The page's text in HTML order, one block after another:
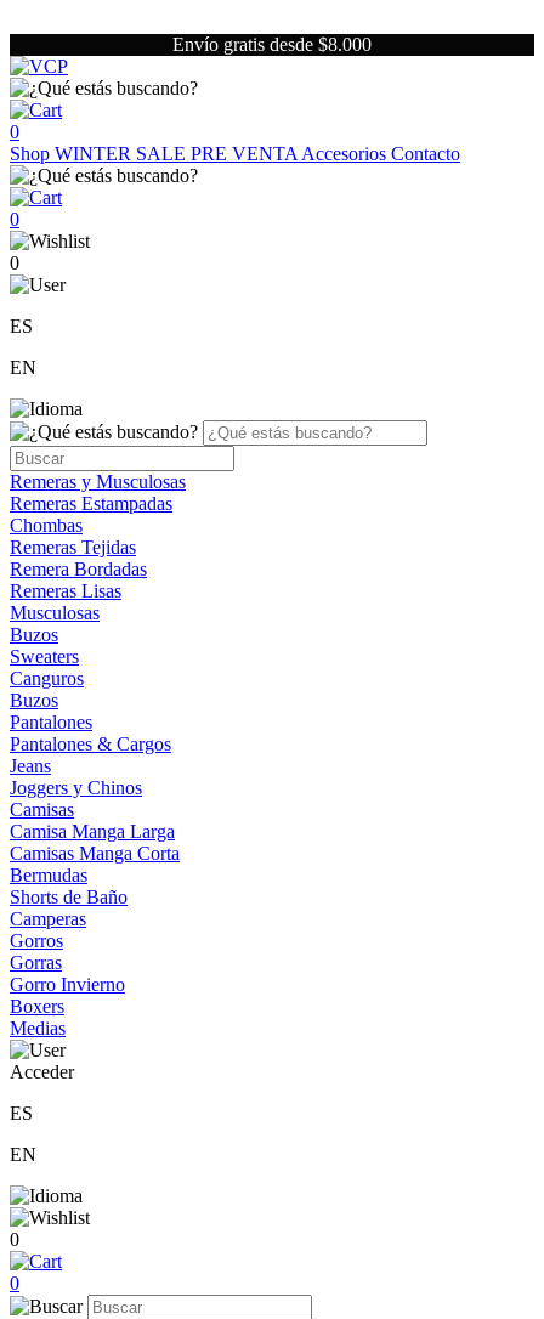
Envío gratis desde $8.000
0
Shop WINTER SALE PRE VENTA Accesorios Contacto
0
0
ES
EN
Remeras y Musculosas
Remeras Estampadas
Chombas
Remeras Tejidas
Remera Bordadas
Remeras Lisas
Musculosas
Buzos
Sweaters
Canguros
Buzos
Pantalones
Pantalones & Cargos
Jeans
Joggers y Chinos
Camisas
Camisa Manga Larga
Camisas Manga Corta
Bermudas
Shorts de Baño
Camperas
Gorros
Gorras
Gorro Invierno
Boxers
Medias
Acceder
ES
EN
0
0